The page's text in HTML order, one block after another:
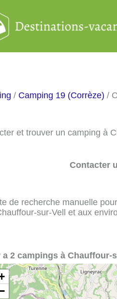
/ Camping 19 (Corrèze) /
et trouver un camping à
Contacter
de recherche manuelle
sur-Vell et aux
a 2 campings à Chauffour-